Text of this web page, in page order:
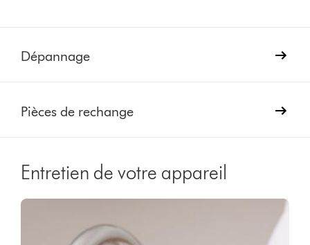
Dépannage
Pièces de rechange
Entretien de votre appareil